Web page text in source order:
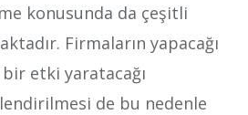
konusunda da çeşitli
Firmaların yapacağı
bir etki yaratacağı
de bu nedenle